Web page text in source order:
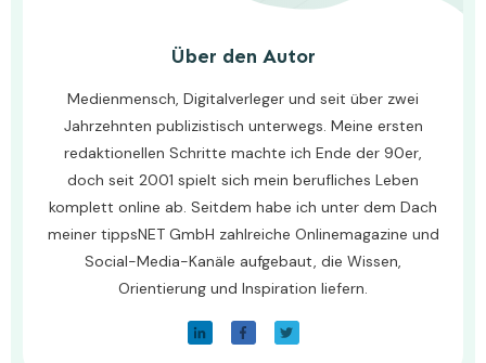
Über den Autor
Medienmensch, Digitalverleger und seit über zwei
Jahrzehnten publizistisch unterwegs. Meine ersten
redaktionellen Schritte machte ich Ende der 90er,
doch seit 2001 spielt sich mein berufliches Leben
komplett online ab. Seitdem habe ich unter dem Dach
meiner tippsNET GmbH zahlreiche Onlinemagazine und
Social-Media-Kanäle aufgebaut, die Wissen,
Orientierung und Inspiration liefern.